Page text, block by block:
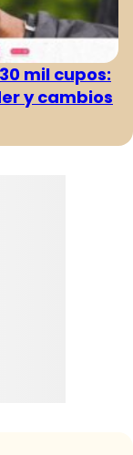
mil cupos:
y cambios